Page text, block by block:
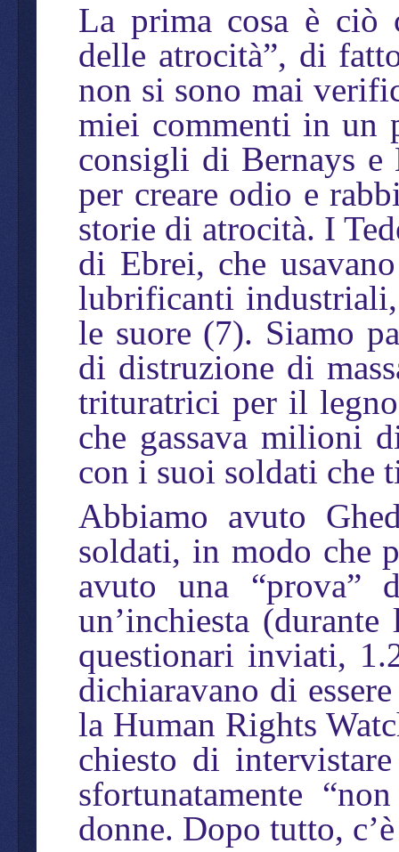
La prima cosa è ciò
delle atrocità”, di
non si sono mai
miei commenti in un
consigli di Bernays
per creare odio e
storie di atrocità. I
di Ebrei, che
lubrificanti
le suore (7). Siamo
di distruzione di
trituratrici per il
che gassava milioni
con i suoi soldati che
Abbiamo avuto
soldati, in modo che
avuto una “prova”
un’inchiesta
questionari inviati,
dichiaravano di
la Human Rights
chiesto di
sfortunatamente
donne. Dopo tutto,